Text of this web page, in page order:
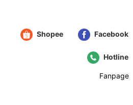
Shopee Facebook
Hotline
Fanpage